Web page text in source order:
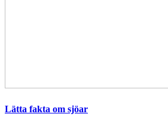
Lätta fakta om sjöar